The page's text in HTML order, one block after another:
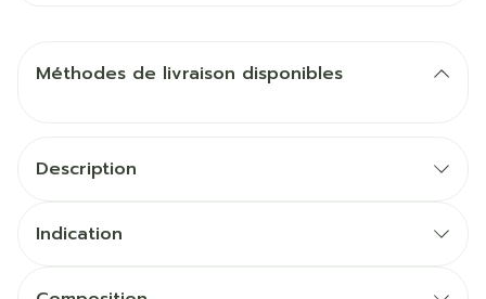
Méthodes de livraison disponibles
Description
Indication